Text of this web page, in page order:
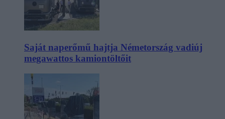
Saját naperőmű hajtja Németország vadiúj
megawattos kamiontöltőit